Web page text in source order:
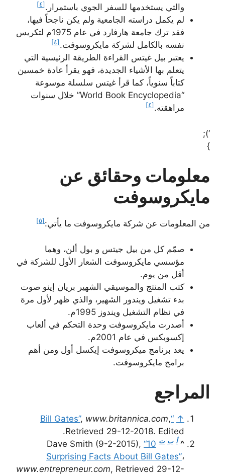
والتي يستخدمها للسفر الجوي باستمرار. [٤]
لم يكمل دراسته الجامعية ولم يكن ناجحاً فيها،
فقد ترك جامعة هارفارد في عام 1975م لتكريس
نفسه بالكامل لشركة مايكروسوفت. [٤]
يعتبر بيل غيتس القراءة الطريقة الرئيسية التي
يتعلم بها الأشياء الجديدة، فهو يقرأ عادة خمسين
كتاباً سنوياً، كما قرأ غيتس سلسلة موسوعة
“World Book Encyclopedia” خلال سنوات
مراهقته. [٤]
‘);
}
معلومات وحقائق عن
مايكروسوفت
من المعلومات عن شركة مايكروسوفت ما يأتي: [٥]
صمّم كل من بيل جيتس و بول ألن، وهما
مؤسسي مايكروسوفت الشعار الأول للشركة في
أقل من يوم.
كتب المنتج والموسيقي الشهير بريان إينو صوت
بدء تشغيل ويندور الشهير، والذي ظهر لأول مرة
في نظام التشغيل ويندوز 1995م.
أصدرت مايكروسوفت وحدة التحكم في ألعاب
إكسوبكس في عام 2001م.
يعد برنامج ميكروسوفت إيكسل أول ومن أهم
برامج مايكروسوفت.
المراجع
↑
“Bill Gates”
, www.britannica.com,
Retrieved 29-12-2018. Edited.
^ أ ب ت Dave Smith (9-2-2015), “10
Surprising Facts About Bill Gates”،
www.entrepreneur.com, Retrieved 29-12-